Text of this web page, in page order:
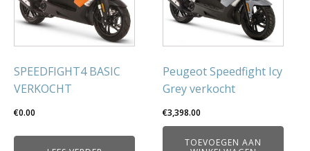
SPEEDFIGHT4 BASIC
VERKOCHT
€0.00
Peugeot Speedfight Icy
Grey verkocht
€3,398.00
TOEVOEGEN AAN